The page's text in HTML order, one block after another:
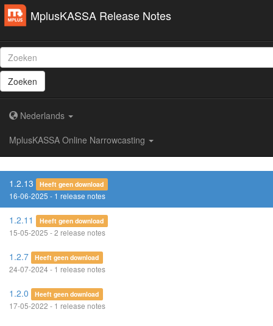
MplusKASSA Release Notes
Zoeken
Nederlands
MplusKASSA Online Narrowcasting
1.2.13 Heeft geen download
16-06-2025 - 1 release notes
1.2.11 Heeft geen download
15-05-2025 - 2 release notes
1.2.7 Heeft geen download
24-07-2024 - 1 release notes
1.2.0 Heeft geen download
17-05-2022 - 1 release notes